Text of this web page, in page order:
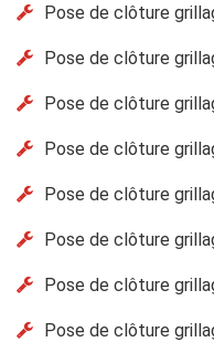
Pose de clôture
Pose de clôture
Pose de clôture
Pose de clôture
Pose de clôture
Pose de clôture
Pose de clôture
Pose de clôture